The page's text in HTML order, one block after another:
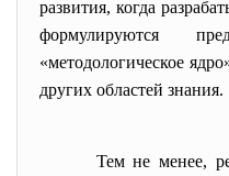
развития, когда
формулируются
«методологическое
других областей знания.
Тем не менее,